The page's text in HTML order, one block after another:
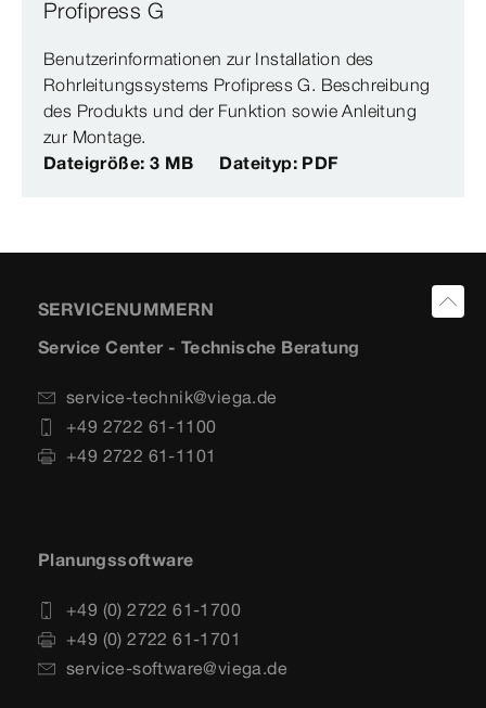
Profipress G
Benutzerinformationen zur Installation des
Rohrleitungssystems Profipress G. Beschreibung
des Produkts und der Funktion sowie Anleitung
zur Montage.
Dateigröße: 3 MB
Dateityp: PDF
SERVICENUMMERN
Service Center - Technische Beratung
service-technik@viega.de
+49 2722 61-1100
+49 2722 61-1101
Planungssoftware
+49 (0) 2722 61-1700
+49 (0) 2722 61-1701
service-software@viega.de